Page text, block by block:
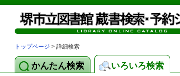
トップページ > 詳細検索
かんたん検索 いろいろ検索